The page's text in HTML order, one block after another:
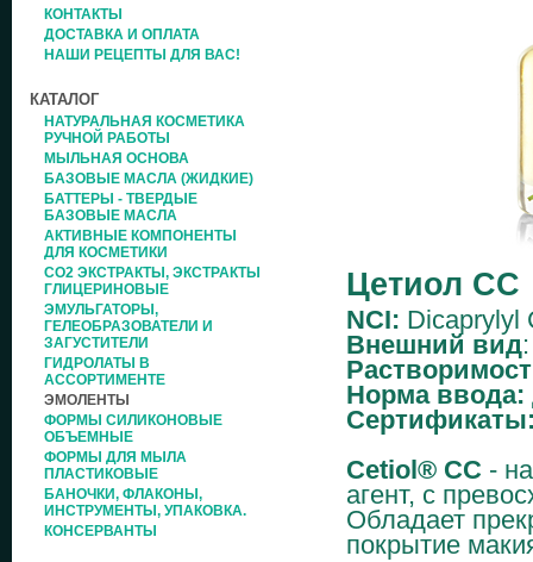
КОНТАКТЫ
ДОСТАВКА И ОПЛАТА
НАШИ РЕЦЕПТЫ ДЛЯ ВАС!
КАТАЛОГ
НАТУРАЛЬНАЯ КОСМЕТИКА
РУЧНОЙ РАБОТЫ
МЫЛЬНАЯ ОСНОВА
БАЗОВЫЕ МАСЛА (ЖИДКИЕ)
БАТТЕРЫ - ТВЕРДЫЕ
БАЗОВЫЕ МАСЛА
АКТИВНЫЕ КОМПОНЕНТЫ
ДЛЯ КОСМЕТИКИ
СО2 ЭКСТРАКТЫ, ЭКСТРАКТЫ
ГЛИЦЕРИНОВЫЕ
ЭМУЛЬГАТОРЫ,
ГЕЛЕОБРАЗОВАТЕЛИ И
ЗАГУСТИТЕЛИ
ГИДРОЛАТЫ В
АССОРТИМЕНТЕ
ЭМОЛЕНТЫ
ФОРМЫ СИЛИКОНОВЫЕ
ОБЪЕМНЫЕ
ФОРМЫ ДЛЯ МЫЛА
ПЛАСТИКОВЫЕ
БАНОЧКИ, ФЛАКОНЫ,
ИНСТРУМЕНТЫ, УПАКОВКА.
КОНСЕРВАНТЫ
Цетиол СС
NCI: Dicaprylyl
Внешний вид
Норма ввода:
Cetiol® CC -
агент, с
Обладает
покрытие